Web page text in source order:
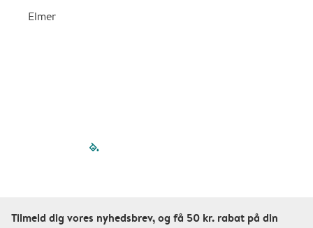
Elmer
filled-pagination
Tilmeld dig vores nyhedsbrev, og få 50 kr. rabat på din